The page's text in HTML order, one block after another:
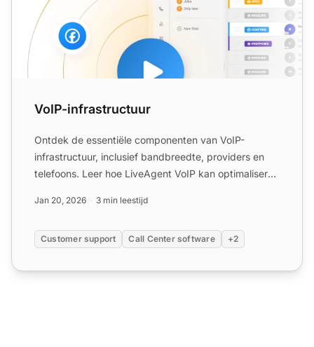
VoIP-infrastructuur
Ontdek de essentiële componenten van VoIP-
infrastructuur, inclusief bandbreedte, providers en
telefoons. Leer hoe LiveAgent VoIP kan optimaliseren
Jan 20, 2026 3 min leestijd
Customer support Call Center software +2